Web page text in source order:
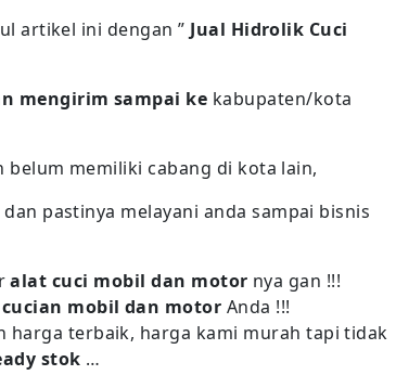
artikel ini dengan ” Jual Hidrolik Cuci
mengirim sampai ke kabupaten/kota
belum memiliki cabang di kota lain,
pastinya melayani anda sampai bisnis
alat cuci mobil dan motor nya gan !!!
mobil dan motor Anda !!!
terbaik, harga kami murah tapi tidak
stok …